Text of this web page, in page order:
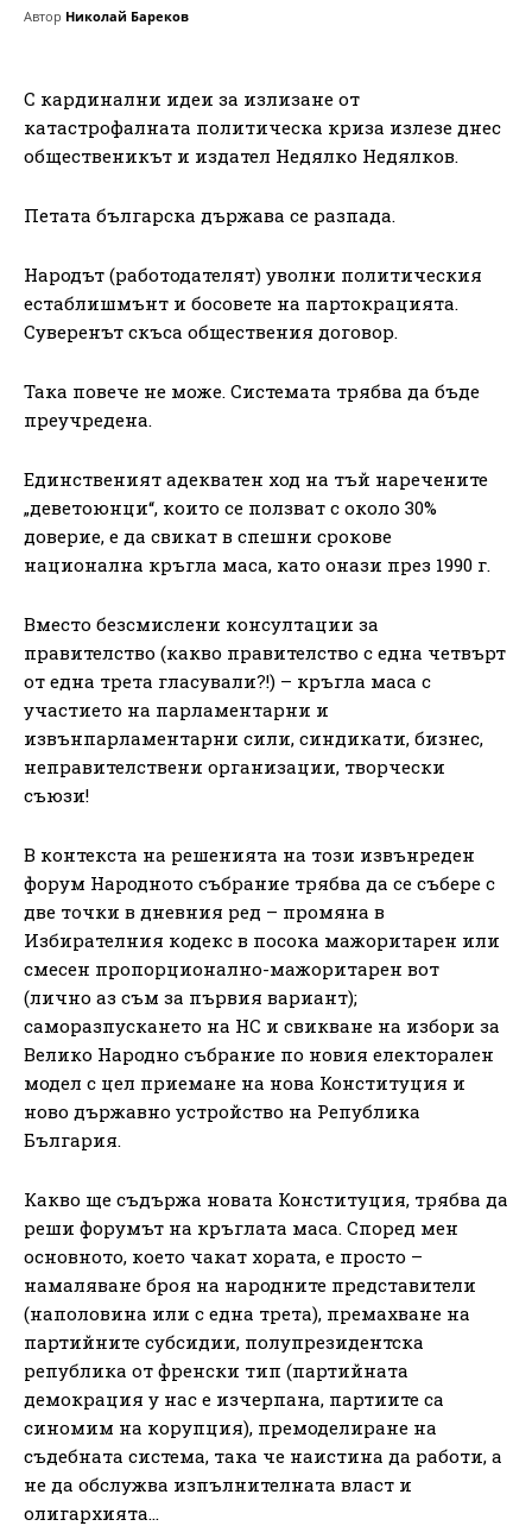
Автор Николай Бареков
С кардинални идеи за излизане от
катастрофалната политическа криза излезе днес
общественикът и издател Недялко Недялков.
Петата българска държава се разпада.
Народът (работодателят) уволни политическия
естаблишмънт и босовете на партокрацията.
Суверенът скъса обществения договор.
Така повече не може. Системата трябва да бъде
преучредена.
Единственият адекватен ход на тъй наречените
„деветоюнци“, които се ползват с около 30%
доверие, е да свикат в спешни срокове
национална кръгла маса, като онази през 1990 г.
Вместо безсмислени консултации за
правителство (какво правителство с една четвърт
от една трета гласували?!) – кръгла маса с
участието на парламентарни и
извънпарламентарни сили, синдикати, бизнес,
неправителствени организации, творчески
съюзи!
В контекста на решенията на този извънреден
форум Народното събрание трябва да се събере с
две точки в дневния ред – промяна в
Избирателния кодекс в посока мажоритарен или
смесен пропорционално-мажоритарен вот
(лично аз съм за първия вариант);
саморазпускането на НС и свикване на избори за
Велико Народно събрание по новия електорален
модел с цел приемане на нова Конституция и
ново държавно устройство на Република
България.
Какво ще съдържа новата Конституция, трябва да
реши форумът на кръглата маса. Според мен
основното, което чакат хората, е просто –
намаляване броя на народните представители
(наполовина или с една трета), премахване на
партийните субсидии, полупрезидентска
република от френски тип (партийната
демокрация у нас е изчерпана, партиите са
синомим на корупция), премоделиране на
съдебната система, така че наистина да работи, а
не да обслужва изпълнителната власт и
олигархията…